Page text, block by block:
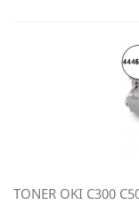
TONER OKI C300